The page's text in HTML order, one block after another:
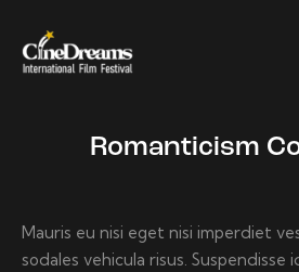
Romanticism
Mauris eu nisi eget nisi imperdiet
sodales vehicula risus. Suspendisse